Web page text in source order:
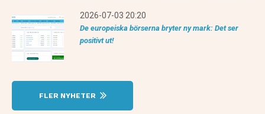
2026-07-03 20:20
De europeiska börserna bryter ny mark: Det ser
positivt ut!
FLER NYHETER